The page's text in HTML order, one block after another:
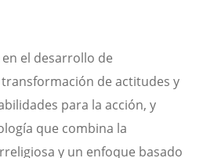
el desarrollo de
de actitudes y
para la acción, y
que combina la
y un enfoque basado